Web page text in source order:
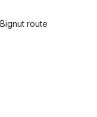
route